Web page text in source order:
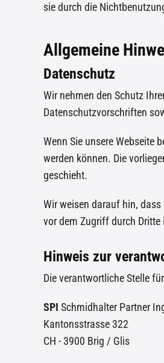
sie durch die
Allgemeine
Datenschutz
Wir nehmen den Schutz
Datenschutzvorschriften
Wenn Sie unsere Webseite
werden können. Die
geschieht.
Wir weisen darauf hin,
vor dem Zugriff durch
Hinweis zur
Die verantwortliche Stelle
SPI Schmidhalter Partner
Kantonsstrasse 322
CH - 3900 Brig / Glis